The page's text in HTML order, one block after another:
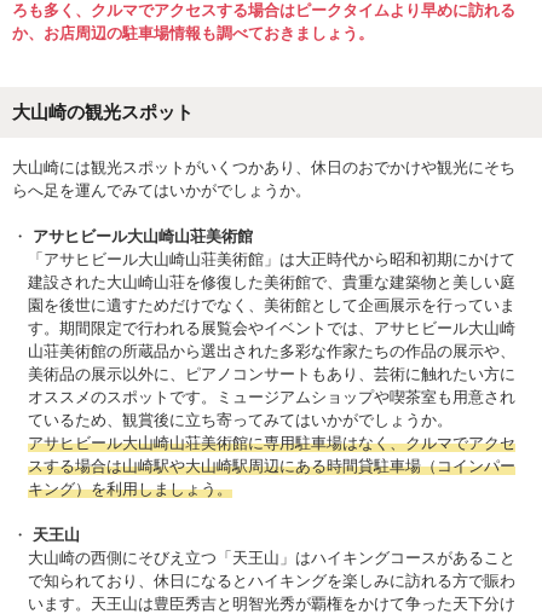
ろも多く、クルマでアクセスする場合はピークタイムより早めに訪れる
か、お店周辺の駐車場情報も調べておきましょう。
大山崎の観光スポット
大山崎には観光スポットがいくつかあり、休日のおでかけや観光にそち
らへ足を運んでみてはいかがでしょうか。
アサヒビール大山崎山荘美術館
「アサヒビール大山崎山荘美術館」は大正時代から昭和初期にかけて
建設された大山崎山荘を修復した美術館で、貴重な建築物と美しい庭
園を後世に遺すためだけでなく、美術館として企画展示を行っていま
す。期間限定で行われる展覧会やイベントでは、アサヒビール大山崎
山荘美術館の所蔵品から選出された多彩な作家たちの作品の展示や、
美術品の展示以外に、ピアノコンサートもあり、芸術に触れたい方に
オススメのスポットです。ミュージアムショップや喫茶室も用意され
ているため、観賞後に立ち寄ってみてはいかがでしょうか。
アサヒビール大山崎山荘美術館に専用駐車場はなく、クルマでアクセ
スする場合は山崎駅や大山崎駅周辺にある時間貸駐車場（コインパー
キング）を利用しましょう。
天王山
大山崎の西側にそびえ立つ「天王山」はハイキングコースがあること
で知られており、休日になるとハイキングを楽しみに訪れる方で賑わ
います。天王山は豊臣秀吉と明智光秀が覇権をかけて争った天下分け